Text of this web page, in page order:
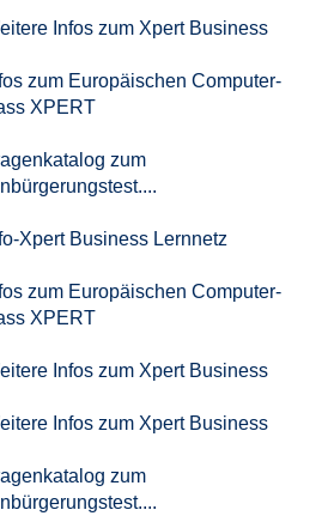
Infos zum Xpert Business
zum Europäischen Computer-
XPERT
zum
Xpert Business Lernnetz
zum Europäischen Computer-
XPERT
Infos zum Xpert Business
Infos zum Xpert Business
zum